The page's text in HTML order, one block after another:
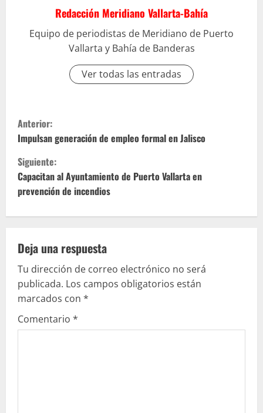
Redacción Meridiano Vallarta-Bahía
Equipo de periodistas de Meridiano de Puerto
Vallarta y Bahía de Banderas
Ver todas las entradas
S
i
g
u
e
l
e
y
e
Anterior:
Impulsan generación de empleo formal en Jalisco
Siguiente:
Capacitan al Ayuntamiento de Puerto Vallarta en
prevención de incendios
Deja una respuesta
Tu dirección de correo electrónico no será
publicada. Los campos obligatorios están
marcados con *
Comentario *